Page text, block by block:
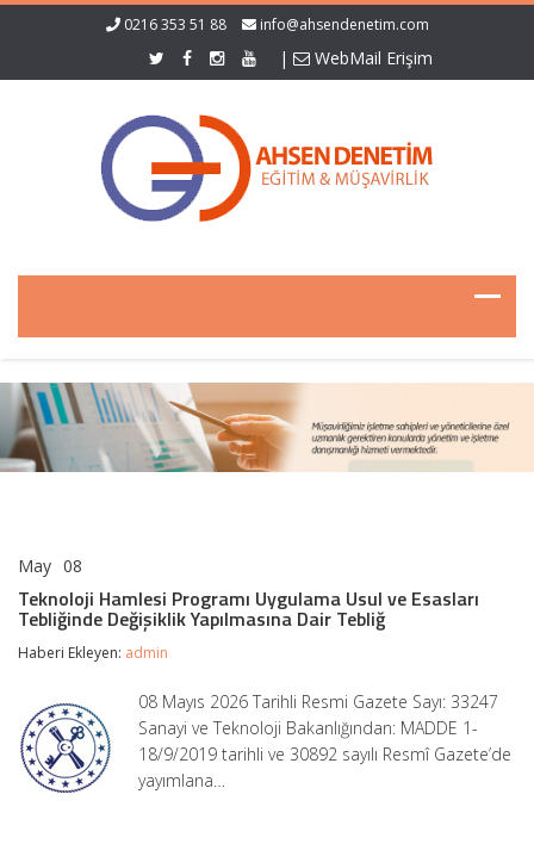
0216 353 51 88 info@ahsendenetim.com
| WebMail Erişim
May 08
Programı
Uygulama
Usul
Tebliğinde
Değişiklik
Yapılmasına
Tebliğ
Teknoloji Hamlesi Programı Uygulama Usul ve Esasları
Tebliğinde Değişiklik Yapılmasına Dair Tebliğ
Haberi Ekleyen: admin
08 Mayıs 2026 Tarihli Resmi Gazete Sayı: 33247
Sanayi ve Teknoloji Bakanlığından: MADDE 1-
18/9/2019 tarihli ve 30892 sayılı Resmî Gazete’de
yayımlana…